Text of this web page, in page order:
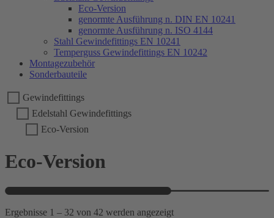
Eco-Version
genormte Ausführung n. DIN EN 10241
genormte Ausführung n. ISO 4144
Stahl Gewindefittings EN 10241
Temperguss Gewindefittings EN 10242
Montagezubehör
Sonderbauteile
Gewindefittings
Edelstahl Gewindefittings
Eco-Version
Eco-Version
Ergebnisse 1 – 32 von 42 werden angezeigt